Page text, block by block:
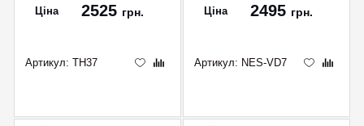
Ціна 2525 грн.
Артикул: TH37
Ціна 2495 грн.
Артикул: NES-VD7